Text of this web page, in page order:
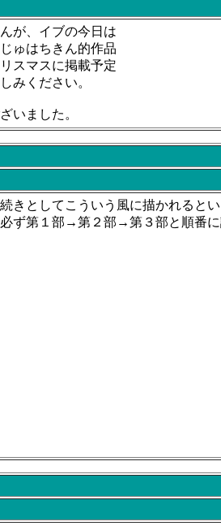
が、イブの今日は
ゅはちきん的作品
スマスに掲載予定
みください。
いました。
としてこういう風に描かれると
ず第１部→第２部→第３部と順番